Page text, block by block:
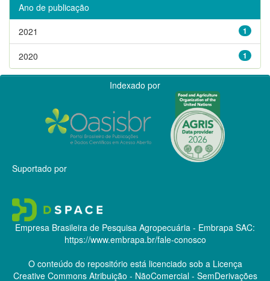
Ano de publicação
1
2021
1
2020
Indexado por
Suportado por
Empresa Brasileira de Pesquisa Agropecuária - Embrapa SAC:
https://www.embrapa.br/fale-conosco
O conteúdo do repositório está licenciado sob a Licença
Creative CommonsAtribuição - NãoComercial - SemDerivações